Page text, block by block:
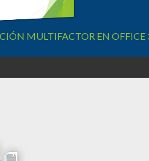
MULTIFACTOR EN OFFICE